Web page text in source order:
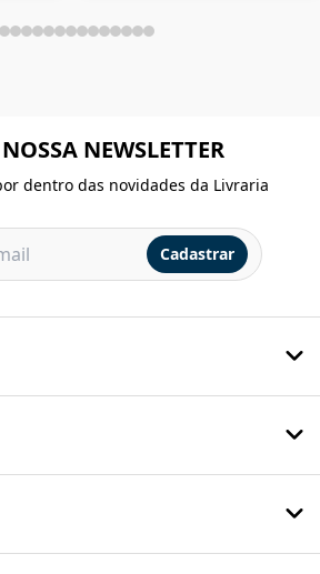
NEWSLETTER
dentro das novidades da Livraria
Cadastrar